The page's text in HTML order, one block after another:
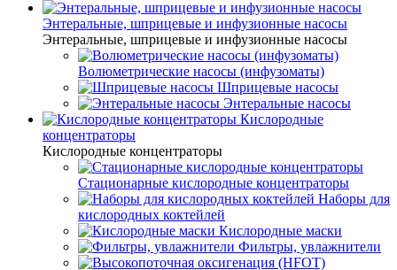
Энтеральные, шприцевые и инфузионные насосы
Энтеральные, шприцевые и инфузионные насосы
Волюметрические насосы (инфузоматы)
Шприцевые насосы
Энтеральные насосы
Кислородные
концентраторы
Кислородные концентраторы
Стационарные кислородные концентраторы
Наборы для
кислородных коктейлей
Кислородные маски
Фильтры, увлажнители